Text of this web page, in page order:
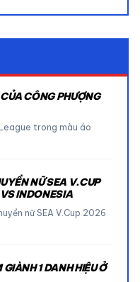
CÔNG PHƯỢNG
trong màu áo
NỮ SEA V.CUP
INDONESIA
nữ SEA V.Cup 2026
1 DANH HIỆU Ở